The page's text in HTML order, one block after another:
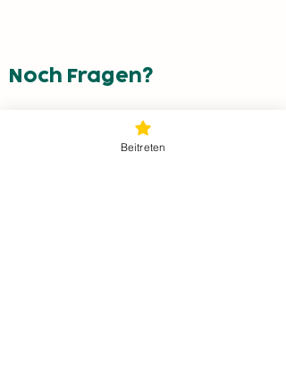
Noch Fragen?
Lass uns gemeinsam mehr erreichen!
Beitreten